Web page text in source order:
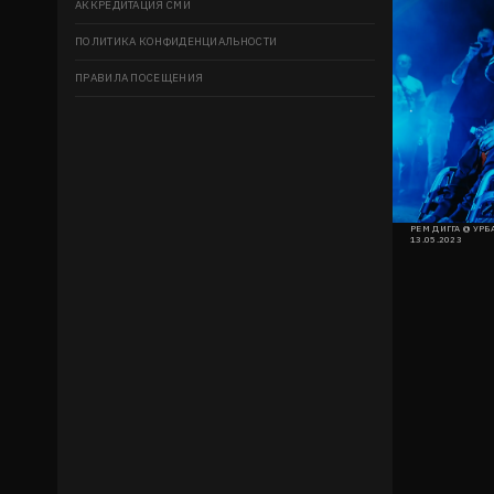
АККРЕДИТАЦИЯ СМИ
ПОЛИТИКА КОНФИДЕНЦИАЛЬНОСТИ
ПРАВИЛА ПОСЕЩЕНИЯ
РЕМ ДИГГА @
13.05.2023